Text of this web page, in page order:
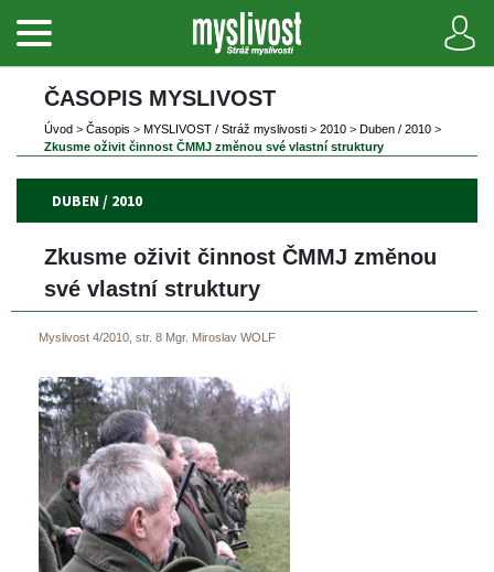
ČASOPIS MYSLIVOST
Úvod > Časopi > MYSLIVOST / Stráž myslivosti > 2010 > Duben / 2010 >
Zkusme oživit činnost ČMMJ změnou své vlastní struktury
DUBEN / 2010
Zkusme oživit činnost ČMMJ změnou
vé vlastní struktury
Myslivost 4/2010, str. 8 Mgr. Miroslav WOLF